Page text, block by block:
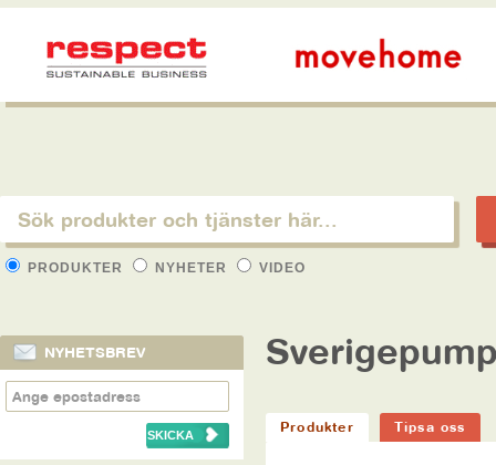
PRODUKTER NYHETER VIDEO
NYHETSBREV
Produkter Tipsa oss